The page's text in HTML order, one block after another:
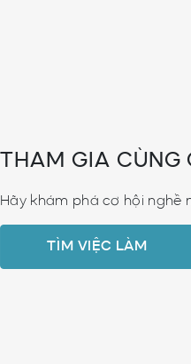
THAM GIA CÙNG
Hãy khám phá cơ hội nghề
TÌM VIỆC LÀM